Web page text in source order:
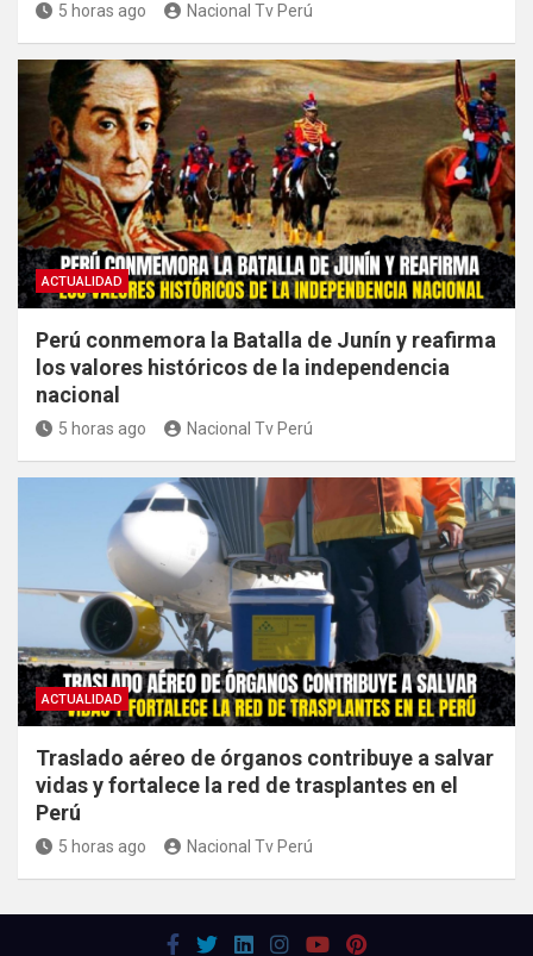
5 horas ago Nacional Tv Perú
ACTUALIDAD
Perú conmemora la Batalla de Junín y reafirma
los valores históricos de la independencia
nacional
5 horas ago Nacional Tv Perú
ACTUALIDAD
Traslado aéreo de órganos contribuye a salvar
vidas y fortalece la red de trasplantes en el
Perú
5 horas ago Nacional Tv Perú